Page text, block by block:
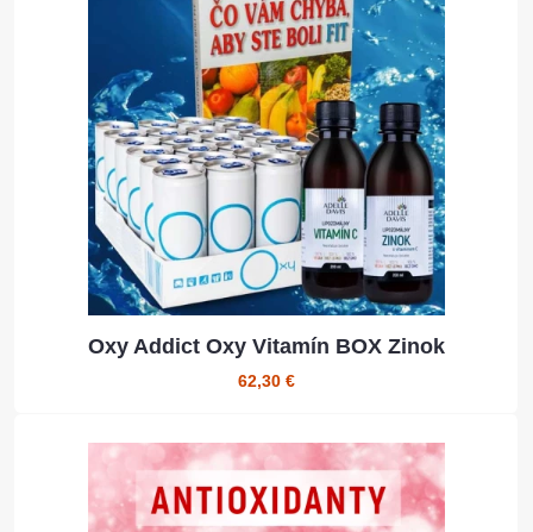
Oxy Addict Oxy Vitamín BOX Zinok
62,30 €